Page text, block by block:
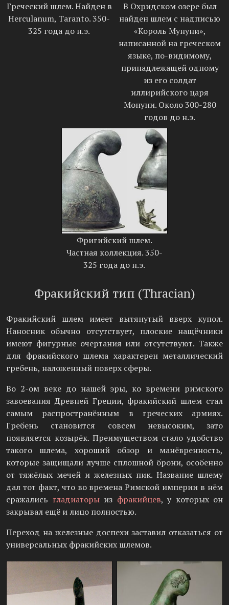
Греческий шлем. Найден в
Herculanum, Taranto. 350-
325 года до н.э.
В Охридском озере был
найден шлем с надписью
«Король Мунуни»,
написанной на греческом
языке, по-видимому,
принадлежащей одному
из его солдат
иллирийского царя
Монуни. Около 300-280
годов до н.э.
Фригийский шлем.
Частная коллекция. 350-
325 года до н.э.
Фракийский тип (Thracian)
Фракийский шлем имеет вытянутый вверх купол.
Наносник обычно отсутствует, плоские нащёчники
имеют фигурные очертания или отсутствуют. Также
для фракийского шлема характерен металлический
гребень, наложенный поверх сферы.
Во 2-ом веке до нашей эры, ко времени римского
завоевания Древней Греции, фракийский шлем стал
самым распространённым в греческих армиях.
Гребень становится совсем невысоким, зато
появляется козырёк. Преимуществом стало удобство
такого шлема, хороший обзор и манёвренность,
которые защищали лучше сплошной брони, особенно
от тяжёлых мечей и железных пик. Название шлему
дал тот факт, что во времена Римской империи в нём
сражались гладиаторыиз фракийцев, у которых он
закрывал ещё и лицо полностью.
Переход на железные доспехи заставил отказаться от
универсальных фракийских шлемов.